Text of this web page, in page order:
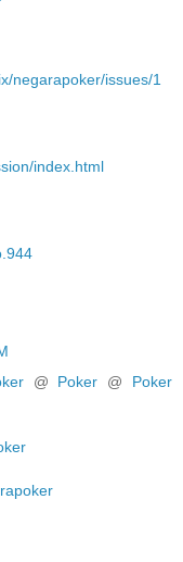
negarapoker/issues/1
index.html
@ Poker @ Poker